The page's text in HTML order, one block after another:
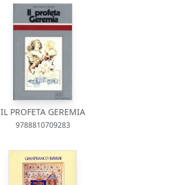
IL PROFETA GEREMIA
9788810709283